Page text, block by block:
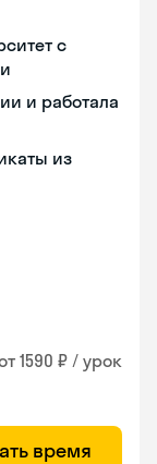
с
и работала
из
1590 ₽ / урок
время